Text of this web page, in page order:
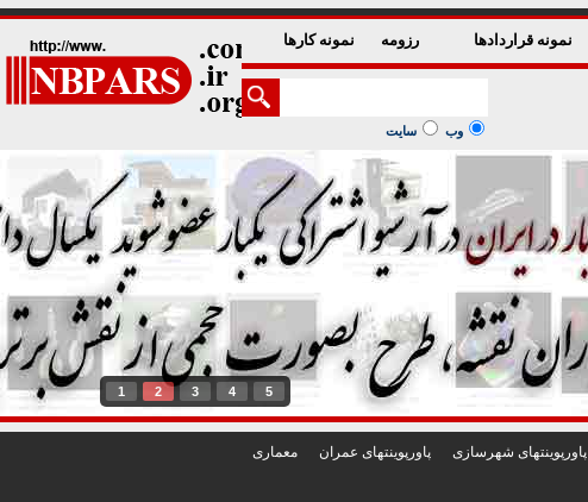
نمونه قراردادها رزومه نمونه کارها
وب سایت
1 2 3 4 5
پاورپوينتهای شهرسازی پاورپوينتهای عمران معماری